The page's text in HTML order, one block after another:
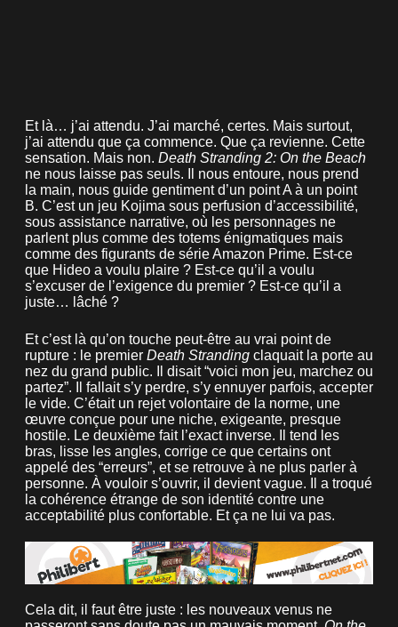
Et là… j’ai attendu. J’ai marché, certes. Mais surtout,
j’ai attendu que ça commence. Que ça revienne. Cette
sensation. Mais non. Death Stranding 2: On the Beach
ne nous laisse pas seuls. Il nous entoure, nous prend
la main, nous guide gentiment d’un point A à un point
B. C’est un jeu Kojima sous perfusion d’accessibilité,
sous assistance narrative, où les personnages ne
parlent plus comme des totems énigmatiques mais
comme des figurants de série Amazon Prime. Est-ce
que Hideo a voulu plaire ? Est-ce qu’il a voulu
s’excuser de l’exigence du premier ? Est-ce qu’il a
juste… lâché ?
Et c’est là qu’on touche peut-être au vrai point de
rupture : le premier Death Strandingclaquait la porte au
nez du grand public. Il disait “voici mon jeu, marchez ou
partez”. Il fallait s’y perdre, s’y ennuyer parfois, accepter
le vide. C’était un rejet volontaire de la norme, une
œuvre conçue pour une niche, exigeante, presque
hostile. Le deuxième fait l’exact inverse. Il tend les
bras, lisse les angles, corrige ce que certains ont
appelé des “erreurs”, et se retrouve à ne plus parler à
personne. À vouloir s’ouvrir, il devient vague. Il a troqué
la cohérence étrange de son identité contre une
acceptabilité plus confortable. Et ça ne lui va pas.
Cela dit, il faut être juste : les nouveaux venus ne